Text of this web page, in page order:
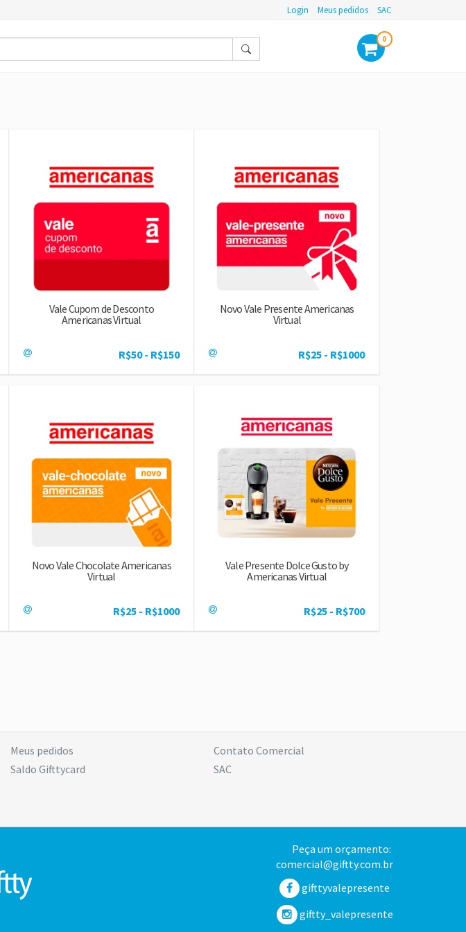
Login Meus pedidos SAC
0
Vale Cupom de Desconto
Americanas Virtual
R$50 - R$150
Novo Vale Presente Americanas
Virtual
R$25 - R$1000
Novo Vale Chocolate Americanas
Virtual
R$25 - R$1000
Vale Presente Dolce Gusto by
Americanas Virtual
R$25 - R$700
Meus pedidos
Saldo Gifttycard
Contato Comercial
SAC
Peça um orçamento:
comercial@giftty.com.br
gifttyvalepresente
giftty_valepresente